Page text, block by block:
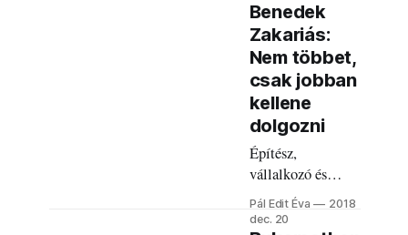
Benedek
Zakariás:
Nem többet,
csak jobban
kellene
dolgozni
Építész,
vállalkozó és
antipolitikus.
Sokszor hallottuk
Pál Edit Éva
2018
dec. 20